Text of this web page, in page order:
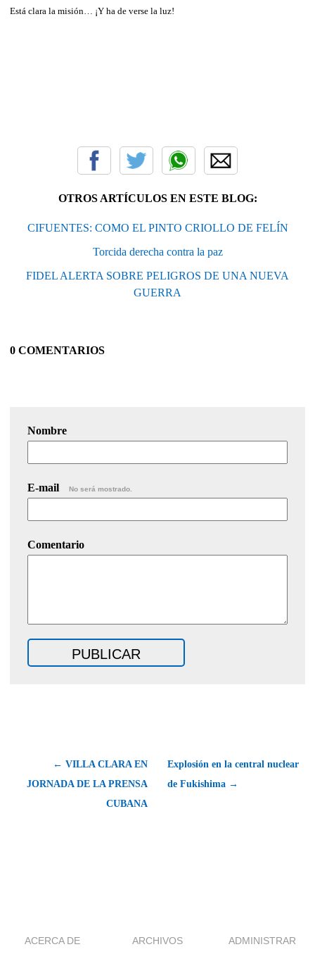
Está clara la misión… ¡Y ha de verse la luz!
OTROS ARTÍCULOS EN ESTE BLOG:
CIFUENTES: COMO EL PINTO CRIOLLO DE FELÍN
Torcida derecha contra la paz
FIDEL ALERTA SOBRE PELIGROS DE UNA NUEVA
GUERRA
0 COMENTARIOS
Nombre
E-mail No será mostrado.
Comentario
← VILLA CLARA EN
JORNADA DE LA PRENSA
CUBANA
Explosión en la central nuclear
de Fukishima →
ACERCA DE ARCHIVOS ADMINISTRAR